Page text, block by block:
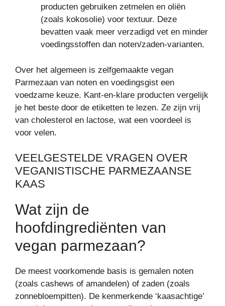
producten gebruiken zetmelen en oliën
(zoals kokosolie) voor textuur. Deze
bevatten vaak meer verzadigd vet en minder
voedingsstoffen dan noten/zaden-varianten.
Over het algemeen is zelfgemaakte vegan
Parmezaan van noten en voedingsgist een
voedzame keuze. Kant-en-klare producten vergelijk
je het beste door de etiketten te lezen. Ze zijn vrij
van cholesterol en lactose, wat een voordeel is
voor velen.
VEELGESTELDE VRAGEN OVER
VEGANISTISCHE PARMEZAANSE
KAAS
Wat zijn de
hoofdingrediënten van
vegan parmezaan?
De meest voorkomende basis is gemalen noten
(zoals cashews of amandelen) of zaden (zoals
zonnebloempitten). De kenmerkende ‘kaasachtige’